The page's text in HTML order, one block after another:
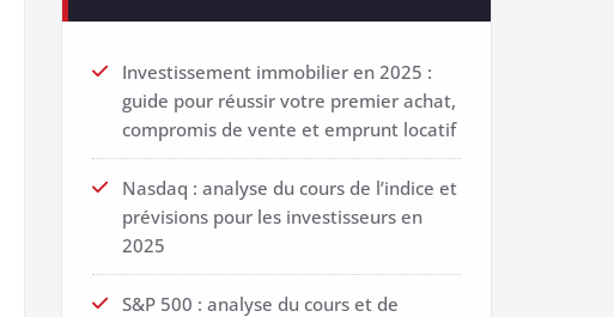
Investissement immobilier en 2025 :
guide pour réussir votre premier achat,
compromis de vente et emprunt locatif
Nasdaq : analyse du cours de l’indice et
prévisions pour les investisseurs en
2025
S&P 500 : analyse du cours et de